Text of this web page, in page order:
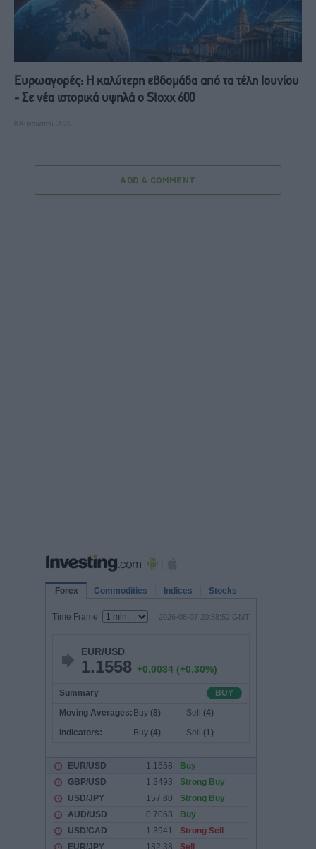
Ευρωαγορές: Η καλύτερη εβδομάδα από τα τέλη Ιουνίου
- Σε νέα ιστορικά υψηλά ο Stoxx 600
8 Αυγούστου, 2026
ADD A COMMENT